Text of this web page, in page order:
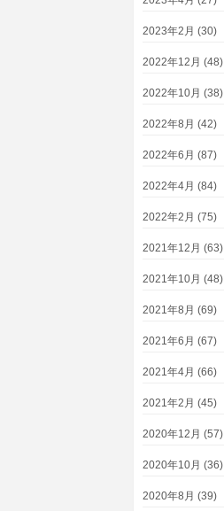
2023年2月 (30)
2022年12月 (48)
2022年10月 (38)
2022年8月 (42)
2022年6月 (87)
2022年4月 (84)
2022年2月 (75)
2021年12月 (63)
2021年10月 (48)
2021年8月 (69)
2021年6月 (67)
2021年4月 (66)
2021年2月 (45)
2020年12月 (57)
2020年10月 (36)
2020年8月 (39)